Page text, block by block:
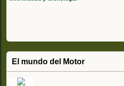
El mundo del Motor